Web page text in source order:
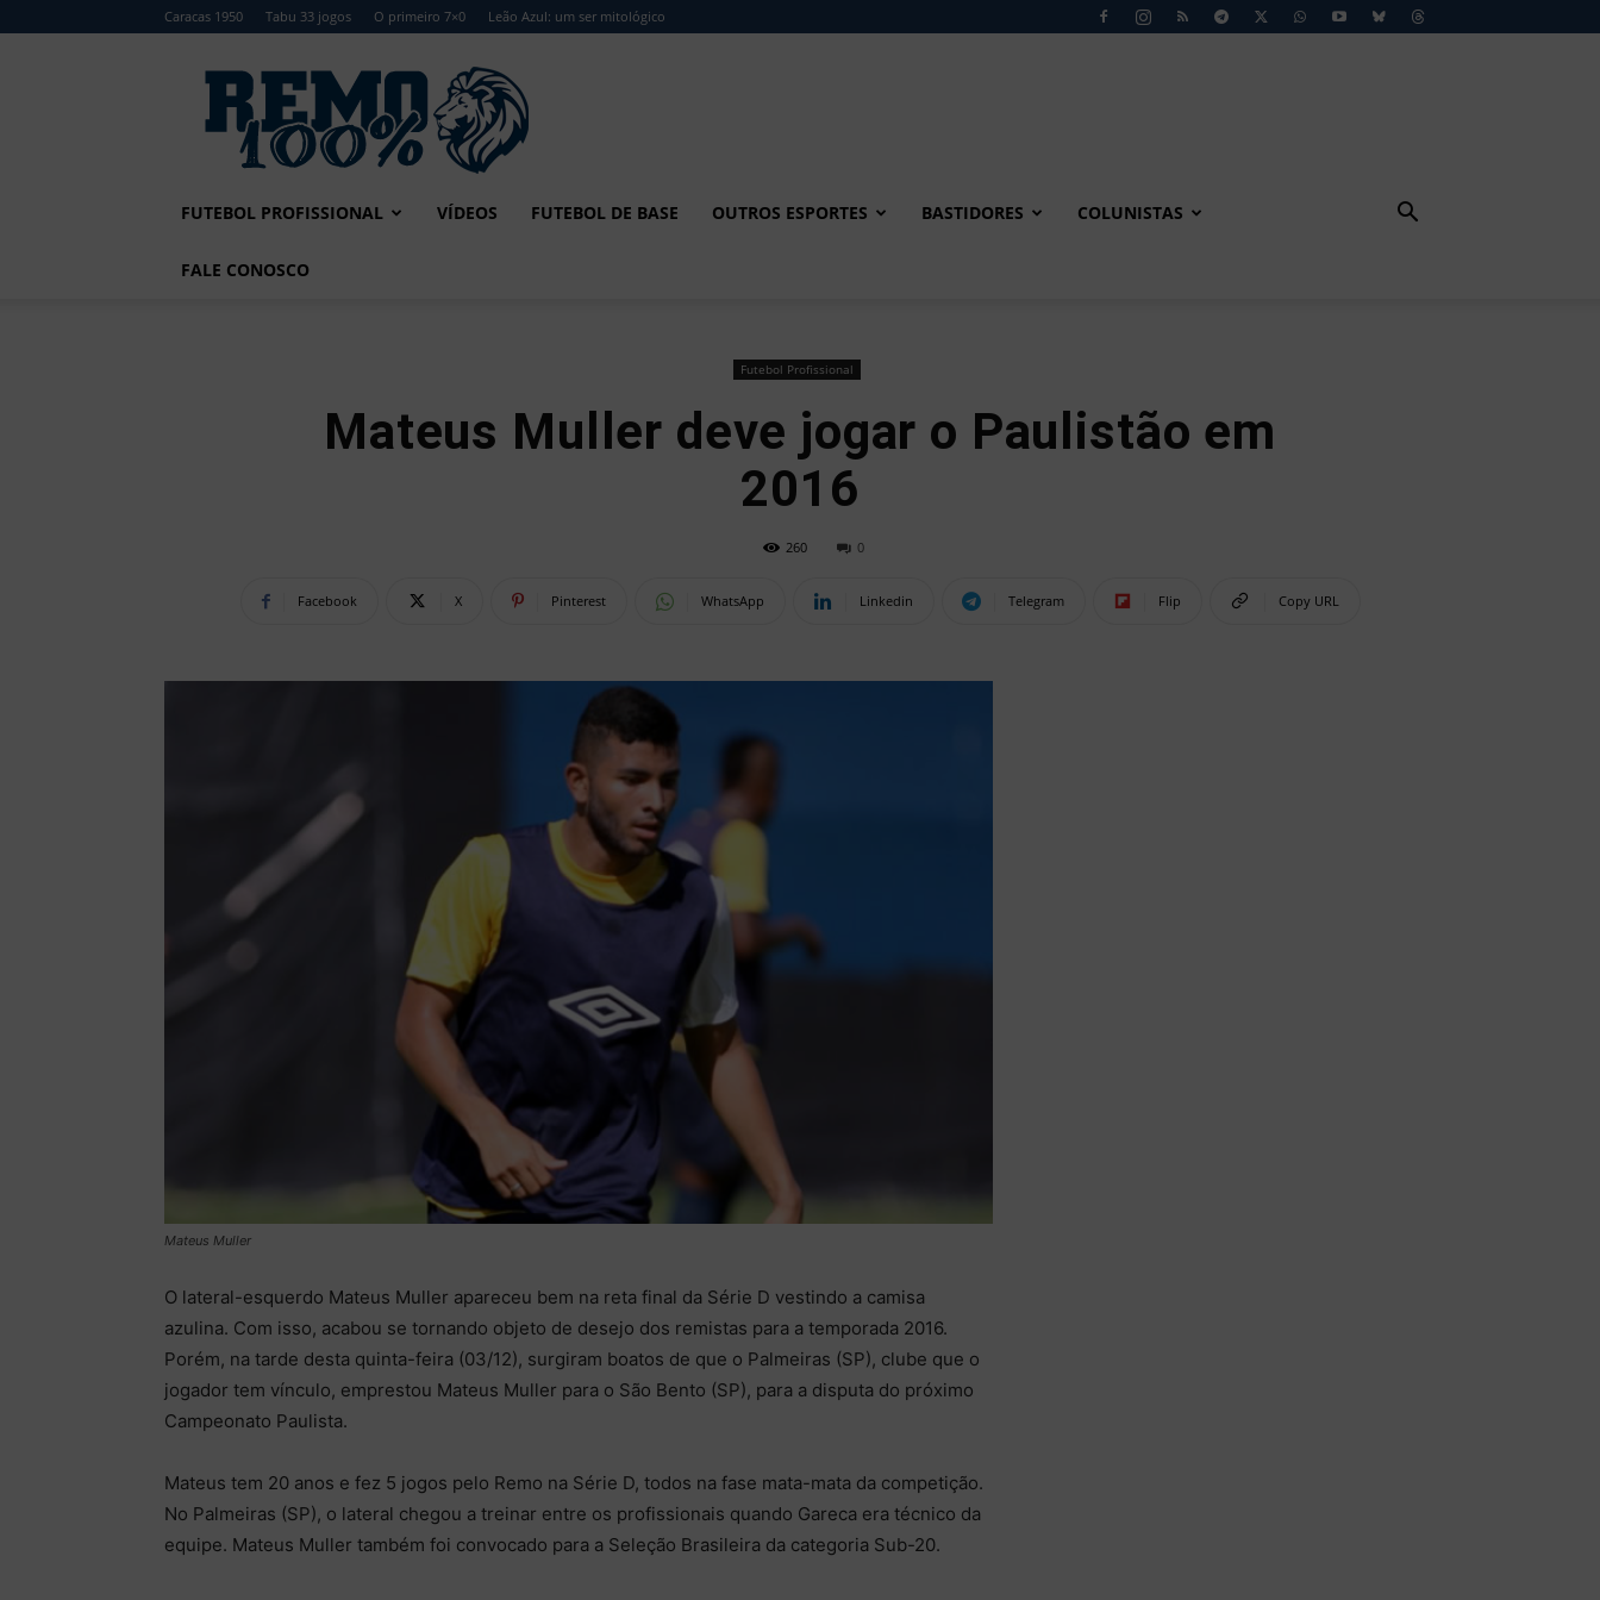
Caracas 1950 Tabu 33 jogos O primeiro 7×0 Leão Azul: um ser mitológico
Remo
FUTEBOL PROFISSIONAL VÍDEOS FUTEBOL DE BASE OUTROS ESPORTES BASTIDORES COLUNISTAS
FALE CONOSCO
Futebol Profissional
Mateus Muller deve jogar o Paulistão em
2016
260 0
Facebook X Pinterest WhatsApp Linkedin Telegram Flip Copy URL
Mateus Muller
O lateral-esquerdo Mateus Muller apareceu bem na reta final da Série D vestindo a camisa
azulina. Com isso, acabou se tornando objeto de desejo dos remistas para a temporada 2016.
Porém, na tarde desta quinta-feira (03/12), surgiram boatos de que o Palmeiras (SP), clube que o
jogador tem vínculo, emprestou Mateus Muller para o São Bento (SP), para a disputa do próximo
Campeonato Paulista.
Mateus tem 20 anos e fez 5 jogos pelo Remo na Série D, todos na fase mata-mata da competição.
No Palmeiras (SP), o lateral chegou a treinar entre os profissionais quando Gareca era técnico da
equipe. Mateus Muller também foi convocado para a Seleção Brasileira da categoria Sub-20.